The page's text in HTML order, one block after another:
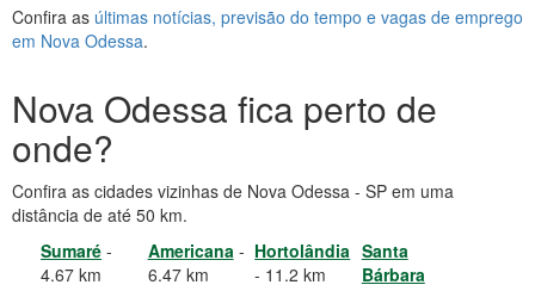
Confira as últimas notícias, previsão do tempo e vagas de emprego
em Nova Odessa.
Nova Odessa fica perto de
onde?
Confira as cidades vizinhas de Nova Odessa - SP em uma
distância de até 50 km.
Sumaré -
4.67 km
Americana-
6.47 km
Hortolândia
- 11.2 km
Santa
Bárbara